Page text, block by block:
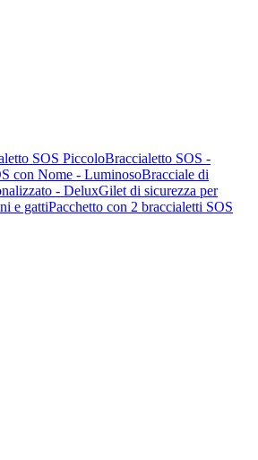
SOS PiccoloBraccialetto SOS -
con Nome - LuminosoBracciale di
- DeluxGilet di sicurezza per
e gattiPacchetto con 2 braccialetti SOS